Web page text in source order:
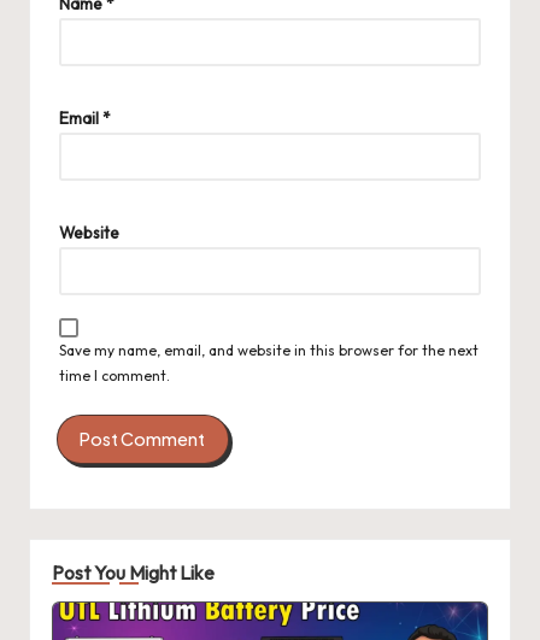
Email*
Website
Save my name, email, and website in this browser for the next
time I comment.
Post You Might Like